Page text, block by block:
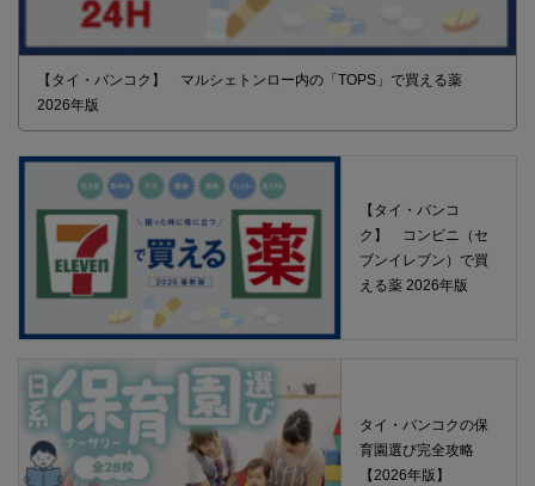
【タイ・バンコク】 マルシェトンロー内の「TOPS」で買える薬
2026年版
【タイ・バンコ
ク】 コンビニ（セ
ブンイレブン）で買
える薬 2026年版
タイ・バンコクの保
育園選び完全攻略
【2026年版】